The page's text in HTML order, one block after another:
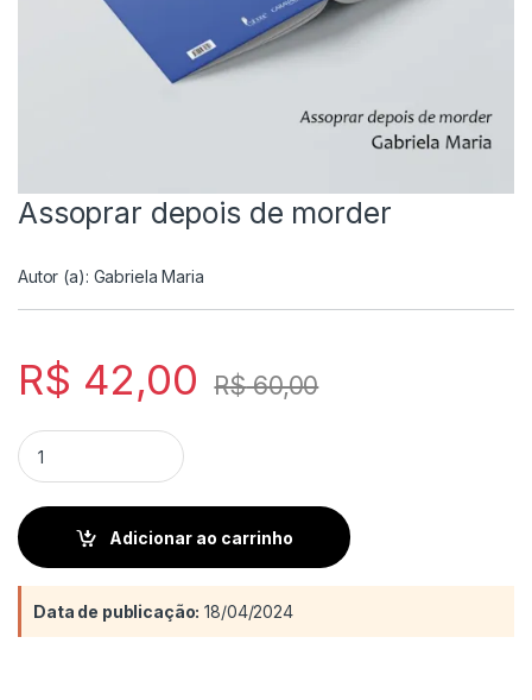
Assoprar depois de morder
Autor (a): Gabriela Maria
R$ 42,00 R$60,00
Assoprar depois de morder quantity
Adicionar ao carrinho
Data de publicação: 18/04/2024